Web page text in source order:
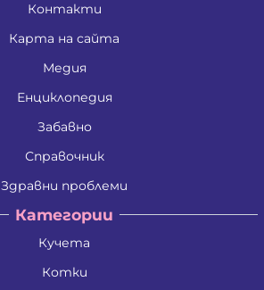
Контакти
Карта на сайта
Медия
Енциклопедия
Забавно
Справочник
Здравни проблеми
Категории
Кучета
Котки